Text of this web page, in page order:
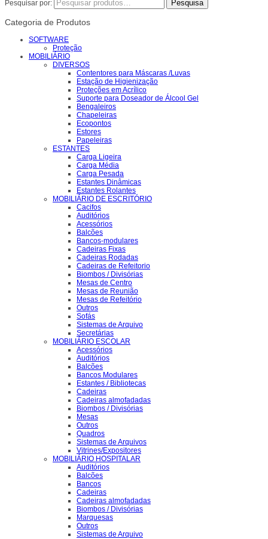
Pesquisar por:
Categoria de Produtos
SOFTWARE
Proteção
MOBILIÁRIO
DIVERSOS
Contentores para Máscaras /Luvas
Estação de Higienização
Proteções em Acrílico
Suporte para Doseador de Álcool Gel
Bengaleiros
Chapeleiras
Ecopontos
Estores
Papeleiras
ESTANTES
Carga Ligeira
Carga Média
Carga Pesada
Estantes Dinâmicas
Estantes Rolantes
MOBILIÁRIO DE ESCRITÓRIO
Cacifos
Auditórios
Acessórios
Balcões
Bancos-modulares
Cadeiras Fixas
Cadeiras Rodadas
Cadeiras de Refeitorio
Biombos / Divisórias
Mesas de Centro
Mesas de Reunião
Mesas de Refeitório
Outros
Sofás
Sistemas de Arquivo
Secretárias
MOBILIÁRIO ESCOLAR
Acessórios
Auditórios
Balcões
Bancos Modulares
Estantes / Bibliotecas
Cadeiras
Cadeiras almofadadas
Biombos / Divisórias
Mesas
Outros
Quadros
Sistemas de Arquivos
Vitrines/Expositores
MOBILIÁRIO HOSPITALAR
Auditórios
Balcões
Bancos
Cadeiras
Cadeiras almofadadas
Biombos / Divisórias
Marquesas
Outros
Sistemas de Arquivo